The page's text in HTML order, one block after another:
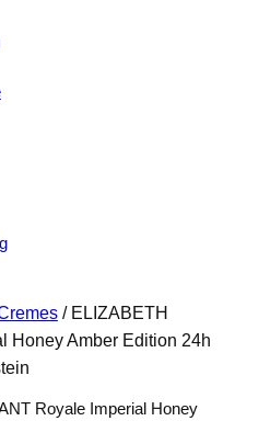
/ ELIZABETH
Honey Amber Edition 24h